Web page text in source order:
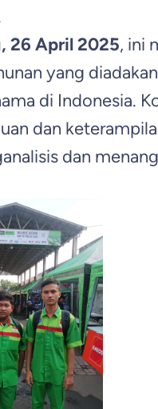
26 April 2025, ini
yang
di Indonesia.
dan
dan